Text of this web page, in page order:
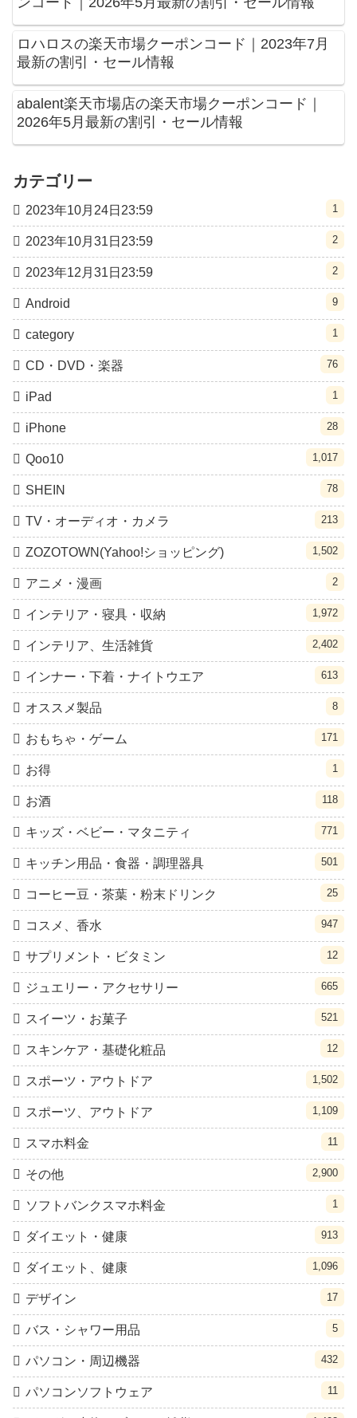
ロハロスの楽天市場クーポンコード｜2023年7月
最新の割引・セール情報
abalent楽天市場店の楽天市場クーポンコード｜
2026年5月最新の割引・セール情報
カテゴリー
2023年10月24日23:59 1
2023年10月31日23:59 2
2023年12月31日23:59 2
Android 9
category 1
CD・DVD・楽器 76
iPad 1
iPhone 28
Qoo10 1,017
SHEIN 78
TV・オーディオ・カメラ 213
ZOZOTOWN(Yahoo!ショッピング) 1,502
アニメ・漫画 2
インテリア・寝具・収納 1,972
インテリア、生活雑貨 2,402
インナー・下着・ナイトウエア 613
オススメ製品 8
おもちゃ・ゲーム 171
お得 1
お酒 118
キッズ・ベビー・マタニティ 771
キッチン用品・食器・調理器具 501
コーヒー豆・茶葉・粉末ドリンク 25
コスメ、香水 947
サプリメント・ビタミン 12
ジュエリー・アクセサリー 665
スイーツ・お菓子 521
スキンケア・基礎化粧品 12
スポーツ・アウトドア 1,502
スポーツ、アウトドア 1,109
スマホ料金 11
その他 2,900
ソフトバンクスマホ料金 1
ダイエット・健康 913
ダイエット、健康 1,096
デザイン 17
バス・シャワー用品 5
パソコン・周辺機器 432
パソコンソフトウェア 11